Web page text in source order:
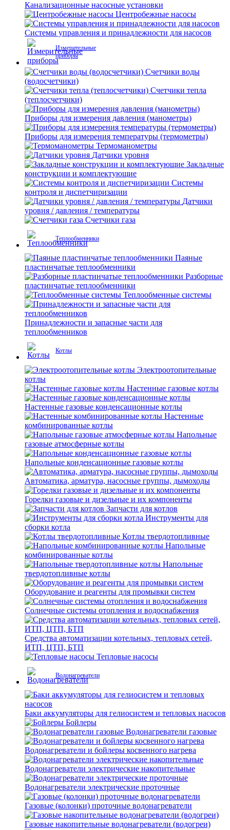
Канализационные насосные установки
Центробежные насосы
Системы управления и принадлежности для насосов
Измерительные
приборы
Счетчики воды
(водосчетчики)
Счетчики тепла
(теплосчетчики)
Приборы для измерения давления (манометры)
Приборы для измерения температуры (термометры)
Термоманометры
Датчики уровня
Закладные
конструкции и комплектующие
Системы
контроля и диспетчиризации
Датчики
уровня / давления / температуры
Счетчики газа
Теплообменники
Паяные
пластинчатые теплообменники
Разборные
пластинчатые теплообменники
Теплообменные системы
Принадлежности и запасные части для
теплообменников
Котлы
Электроотопительные
котлы
Настенные газовые котлы
Настенные газовые конденсационные котлы
Настенные
комбинированные котлы
Напольные
газовые атмосферные котлы
Напольные конденсационные газовые котлы
Автоматика, арматура, насосные группы, дымоходы
Горелки газовые и дизельные и их компоненты
Запчасти для котлов
Инструменты для
сборки котла
Котлы твердотопливные
Напольные
комбинированные котлы
Напольные
твердотопливные котлы
Оборудование и реагенты для промывки систем
Солнечные системы отопления и водоснабжения
Средства автоматизации котельных, тепловых сетей,
ИТП, ЦТП, БТП
Тепловые насосы
Водонагреватели
Баки аккумуляторы для гелиосистем и тепловых насосов
Бойлеры
Водонагреватели газовые
Водонагреватели и бойлеры косвенного нагрева
Водонагреватели электрические накопительные
Водонагреватели электрические проточные
Газовые (колонки) проточные водонагреватели
Газовые накопительные водонагреватели (водогреи)